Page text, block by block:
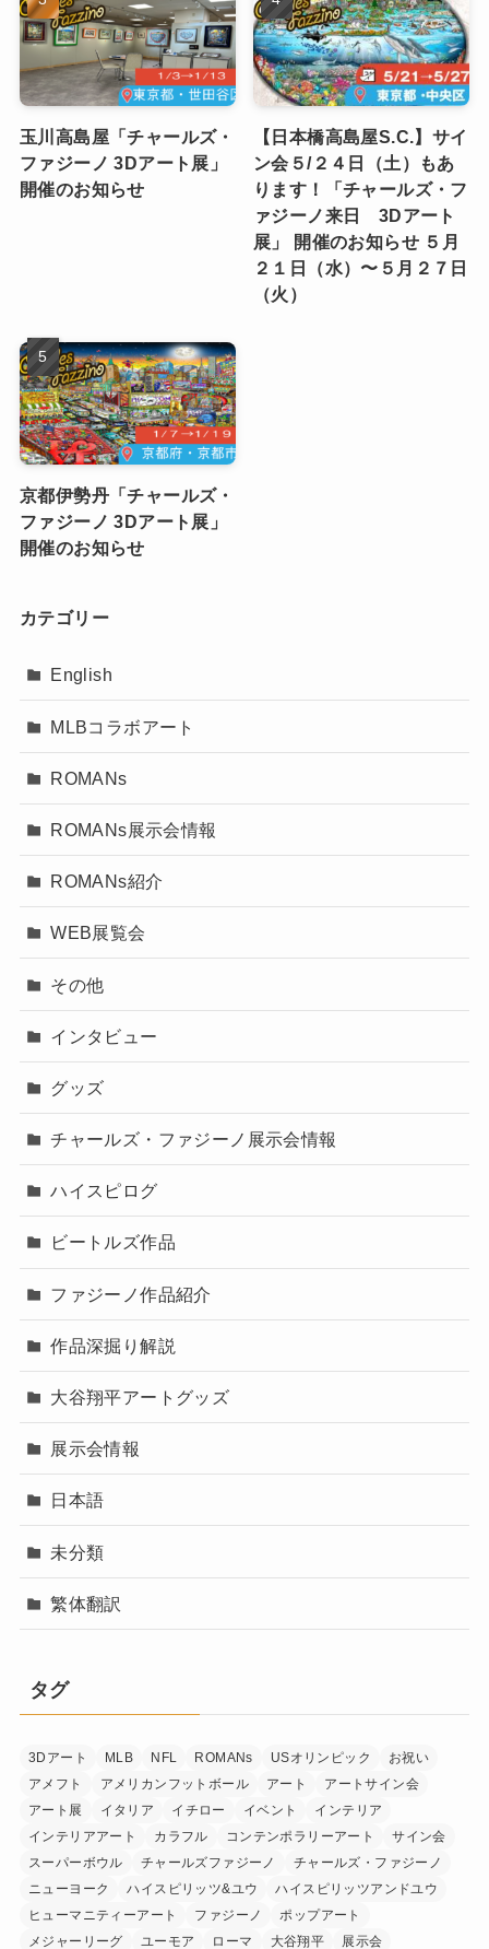
玉川高島屋「チャールズ・
ファジーノ 3Dアート展」
開催のお知らせ
【日本橋高島屋S.C.】サイ
ン会５/２４日（土）もあ
ります！「チャールズ・フ
ァジーノ来日 3Dアート
展」 開催のお知らせ ５月
２１日（水）〜５月２７日
（火）
京都伊勢丹「チャールズ・
ファジーノ 3Dアート展」
開催のお知らせ
カテゴリー
English
MLBコラボアート
ROMANs
ROMANs展示会情報
ROMANs紹介
WEB展覧会
その他
インタビュー
グッズ
チャールズ・ファジーノ展示会情報
ハイスピログ
ビートルズ作品
ファジーノ作品紹介
作品深掘り解説
大谷翔平アートグッズ
展示会情報
日本語
未分類
繁体翻訳
タグ
3Dアート MLB NFL ROMANs USオリンピック
お祝い
アメフト
アメリカンフットボール アート
アートサイン会
アート展
イタリア イチロー イベント
インテリア
インテリアアート
カラフル コンテンポラリーアート
サイン会
スーパーボウル
チャールズファジーノ
チャールズ・ファジーノ
ニューヨーク
ハイスピリッツ&ユウ
ハイスピリッツアンドユウ
ヒューマニティーアート
ファジーノ
ポップアート
メジャーリーグ
ユーモア ローマ 大谷翔平 展示会